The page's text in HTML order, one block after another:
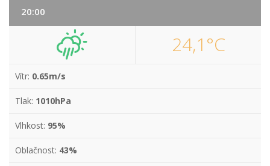
20:00
24,1°C
Vítr: 0.65m/s
Tlak: 1010hPa
Vlhkost: 95%
Oblačnost: 43%